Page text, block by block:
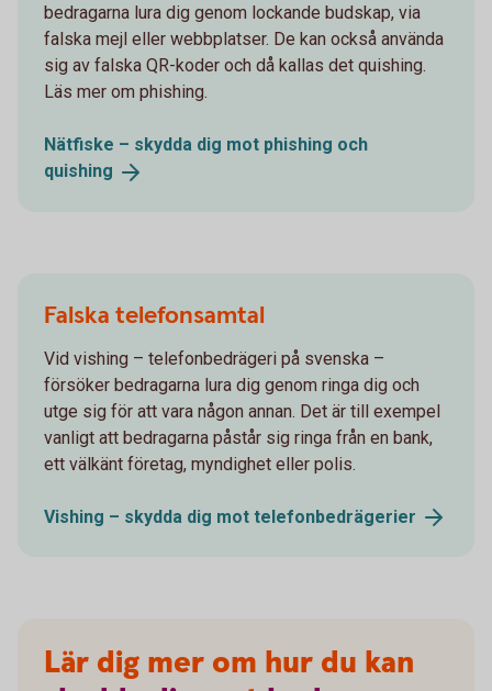
bedragarna lura dig genom lockande budskap, via
falska mejl eller webbplatser. De kan också använda
sig av falska QR-koder och då kallas det quishing.
Läs mer om phishing.
Nätfiske – skydda dig mot phishing och
quishing
Falska telefonsamtal
Vid vishing – telefonbedrägeri på svenska –
försöker bedragarna lura dig genom ringa dig och
utge sig för att vara någon annan. Det är till exempel
vanligt att bedragarna påstår sig ringa från en bank,
ett välkänt företag, myndighet eller polis.
Vishing – skydda dig mot telefonbedrägerier
Lär dig mer om hur du kan